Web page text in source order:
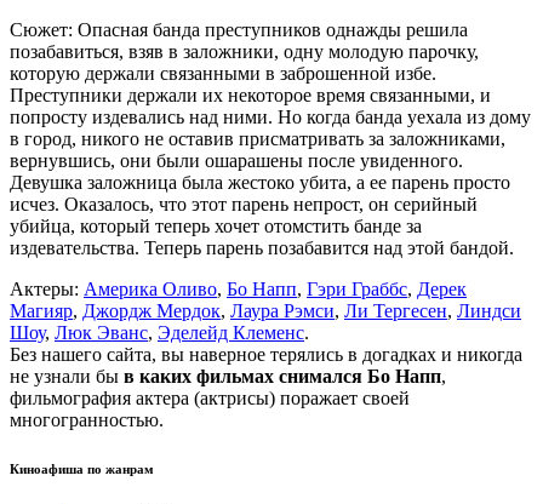
Сюжет: Опасная банда преступников однажды решила
позабавиться, взяв в заложники, одну молодую парочку,
которую держали связанными в заброшенной избе.
Преступники держали их некоторое время связанными, и
попросту издевались над ними. Но когда банда уехала из дому
в город, никого не оставив присматривать за заложниками,
вернувшись, они были ошарашены после увиденного.
Девушка заложница была жестоко убита, а ее парень просто
исчез. Оказалось, что этот парень непрост, он серийный
убийца, который теперь хочет отомстить банде за
издевательства. Теперь парень позабавится над этой бандой.
Актеры: Америка Оливо, Бо Напп, Гэри Граббс, Дерек
Магияр, Джордж Мердок, Лаура Рэмси, Ли Тергесен, Линдси
Шоу, Люк Эванс, Эделейд Клеменс.
Без нашего сайта, вы наверное терялись в догадках и никогда
не узнали бы в каких фильмах снимался Бо Напп,
фильмография актера (актрисы) поражает своей
многогранностью.
Киноафиша по жанрам